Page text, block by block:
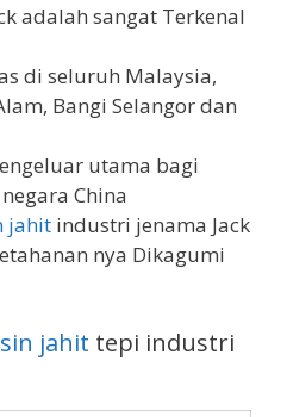
adalah sangat Terkenal
di seluruh Malaysia,
Bangi Selangor dan
utama bagi
China
jahit industri jenama Jack
nya Dikagumi
jahit tepi industri